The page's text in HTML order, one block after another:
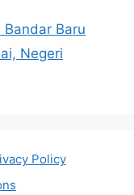
Bandar Baru
Negeri
Policy